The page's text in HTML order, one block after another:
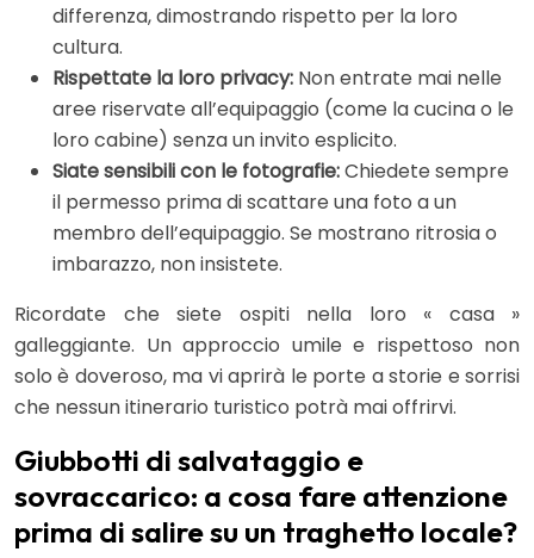
differenza, dimostrando rispetto per la loro
cultura.
Rispettate la loro privacy: Non entrate mai nelle
aree riservate all’equipaggio (come la cucina o le
loro cabine) senza un invito esplicito.
Siate sensibili con le fotografie:Chiedete sempre
il permesso prima di scattare una foto a un
membro dell’equipaggio. Se mostrano ritrosia o
imbarazzo, non insistete.
Ricordate che siete ospiti nella loro « casa »
galleggiante. Un approccio umile e rispettoso non
solo è doveroso, ma vi aprirà le porte a storie e sorrisi
che nessun itinerario turistico potrà mai offrirvi.
Giubbotti di salvataggio e
sovraccarico: a cosa fare attenzione
prima di salire su un traghetto locale?